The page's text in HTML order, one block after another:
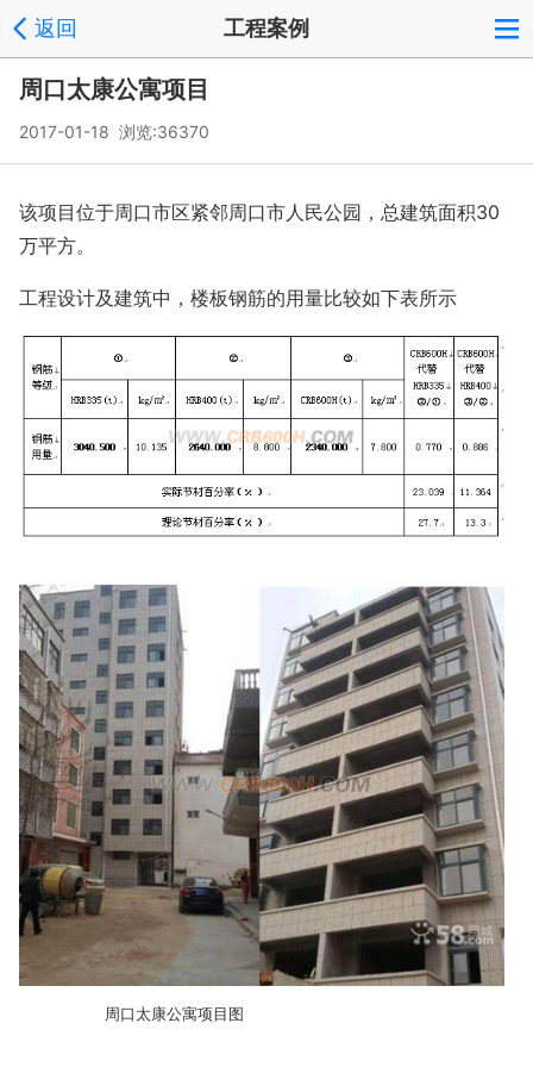
返回 工程案例
周口太康公寓项目
2017-01-18 浏览:36370
该项目位于周口市区紧邻周口市人民公园，总建筑面积30
万平方。
工程设计及建筑中，楼板钢筋的用量比较如下表所示
周口太康公寓项目图